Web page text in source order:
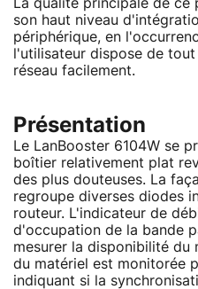
La qualité principale de
son haut niveau
périphérique, en
l'utilisateur dispose de
réseau facilement.
Présentation
Le LanBooster 6104W se
boîtier relativement plat
des plus douteuses. La
regroupe diverses diodes
routeur. L'indicateur de
d'occupation de la bande
mesurer la disponibilité du
du matériel est monitorée
indiquant si la